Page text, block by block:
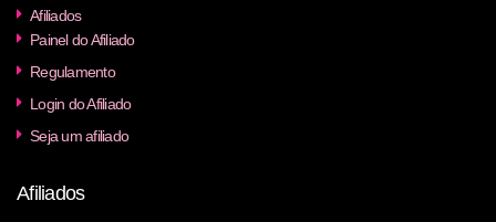
Afiliados
Painel do Afiliado
Regulamento
Login do Afiliado
Seja um afiliado
Afiliados